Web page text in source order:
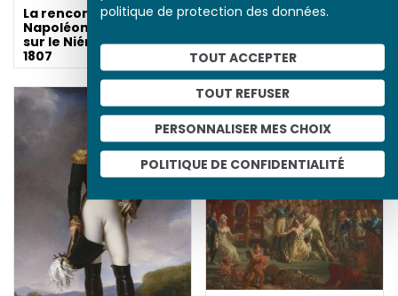
politique de protection des données.
TOUT ACCEPTER
TOUT REFUSER
PERSONNALISER MES CHOIX
POLITIQUE DE CONFIDENTIALITÉ
La rencontre de
Napoléon et Alexandre
sur le Niémen le 25 juin
1807
Un Tsar à Paris :
France